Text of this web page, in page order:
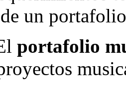
un
portafolio